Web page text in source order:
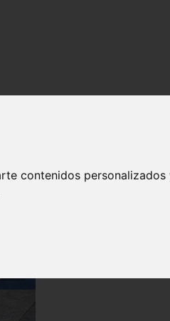
contenidos personalizados